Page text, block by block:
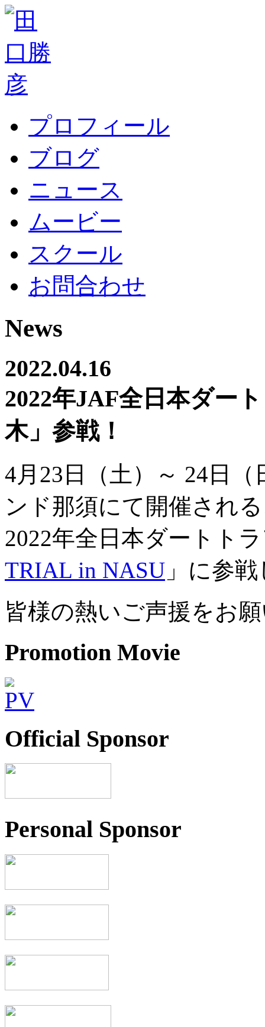
プロフィール
ブログ
ニュース
ムービー
スクール
お問合わせ
News
2022.04.16
2022年JAF全日本ダー
木」参戦！
4月23日（土）～ 24日
ンド那須にて開催され
2022年全日本ダートト
TRIAL in NASU 」に参
皆様の熱いご声援をお
Promotion Movie
Official Sponsor
Personal Sponsor